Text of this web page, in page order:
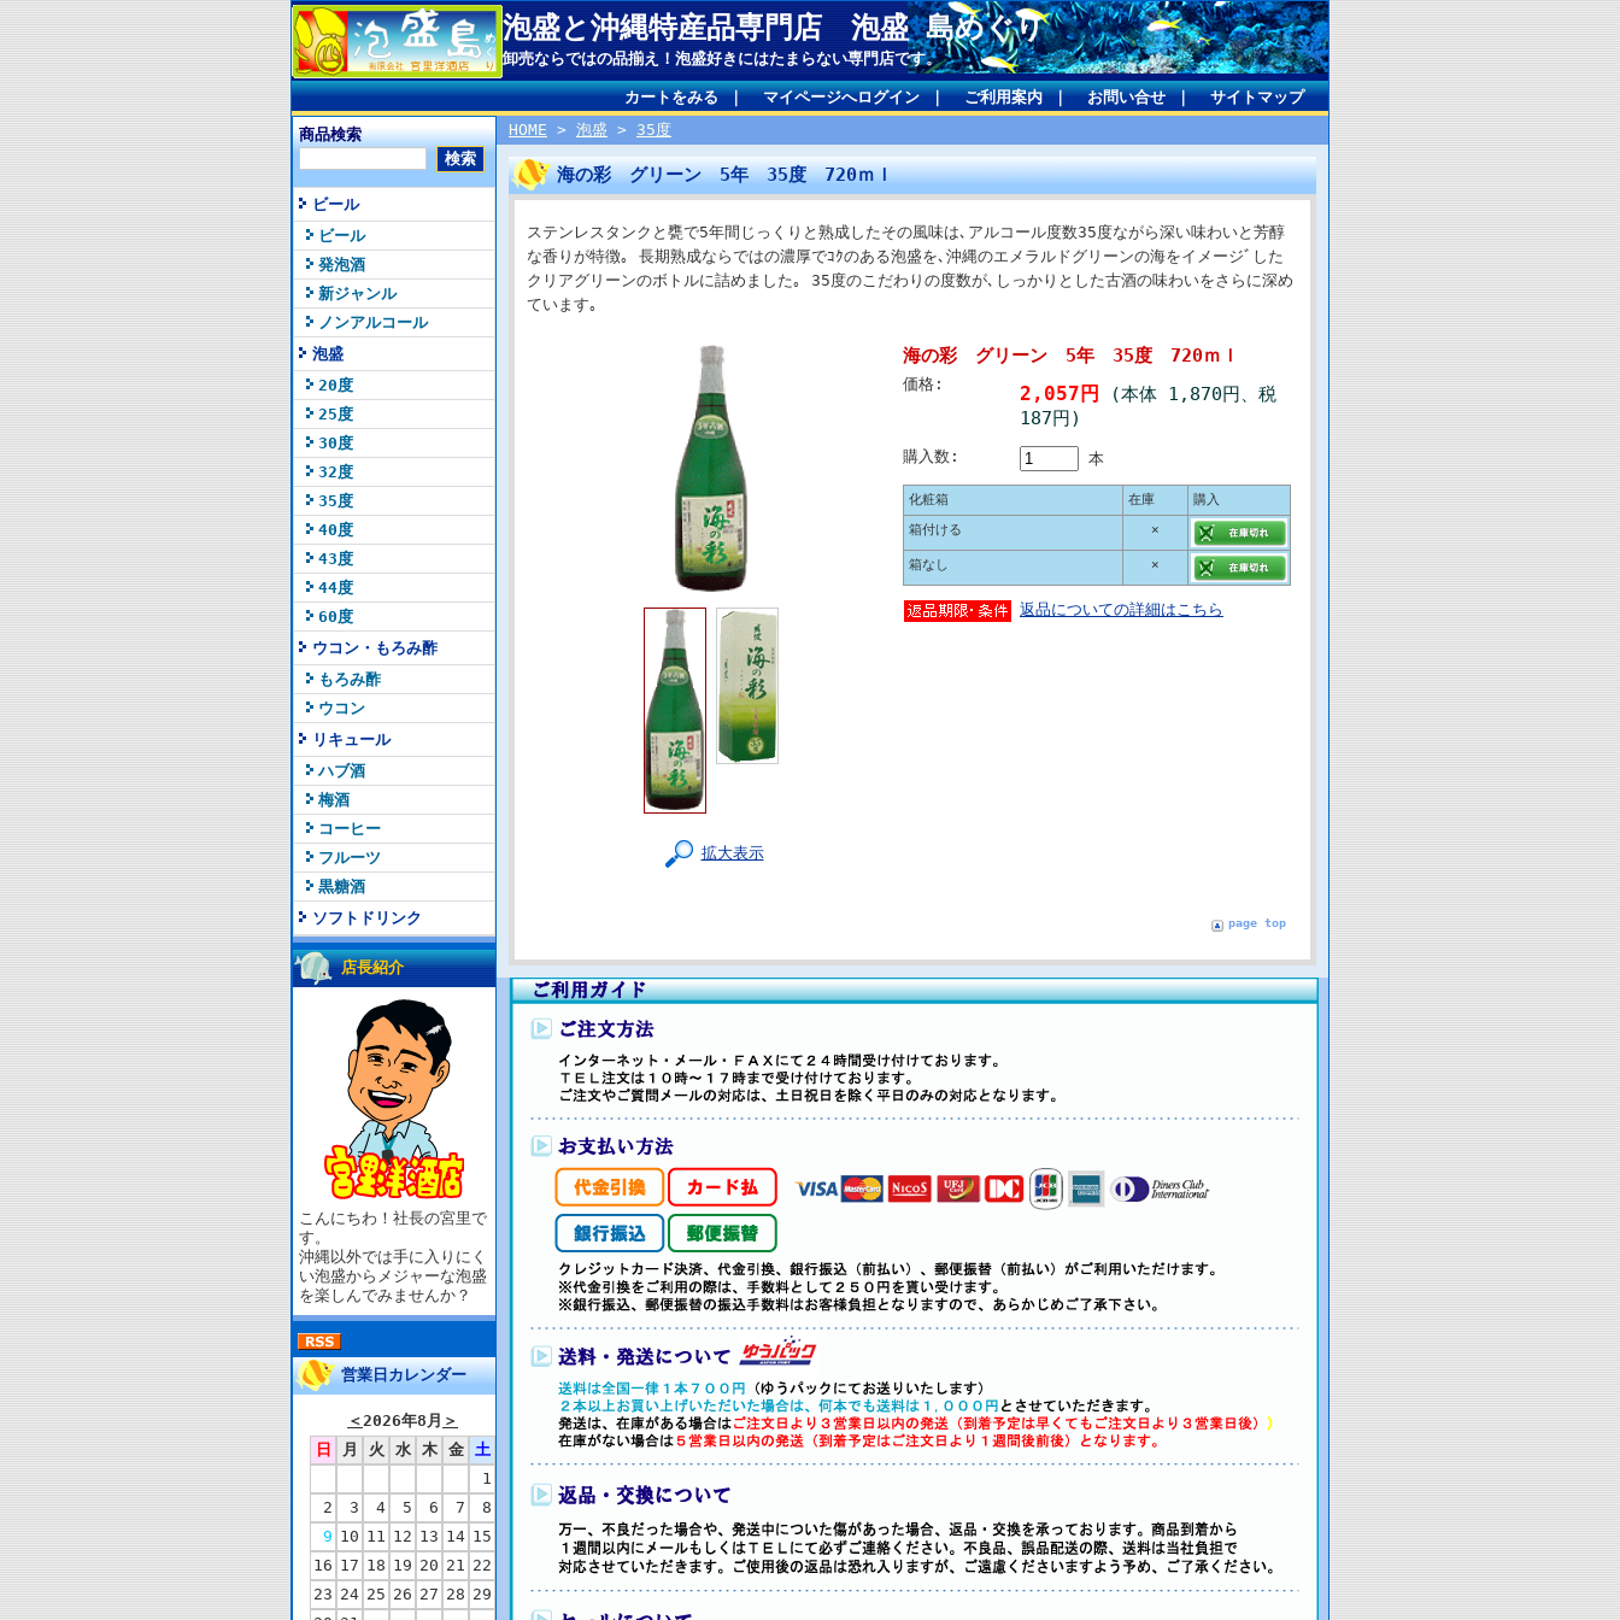
泡盛と沖縄特産品専門店 泡盛 島めぐり
卸売ならではの品揃え！泡盛好きにはたまらない専門店です。
カートをみる｜ マイページへログイン｜ ご利用案内｜ お問い合せ｜ サイトマップ
商品検索
ビール
ビール
発泡酒
新ジャンル
ノンアルコール
泡盛
20度
25度
30度
32度
35度
40度
43度
44度
60度
ウコン・もろみ酢
もろみ酢
ウコン
リキュール
ハブ酒
梅酒
コーヒー
フルーツ
黒糖酒
ソフトドリンク
店長紹介
こんにちわ！社長の宮里で
す。
沖縄以外では手に入りにく
い泡盛からメジャーな泡盛
を楽しんでみませんか？
営業日カレンダー
＜2026年8月 ＞
日
月 火 水 木 金
土
1
2
3 4 5 6 7
8
9 10 11 12 13 14 15
16 17 18 19 20 21 22
23 24 25 26 27 28 29
HOME > 泡盛 > 35度
海の彩 グリーン 5年 35度 720ｍｌ
ステンレスタンクと甕で5年間じっくりと熟成したその風味は､アルコール度数35度ながら深い味わいと芳醇
な香りが特徴｡ 長期熟成ならではの濃厚でｺｸのある泡盛を､沖縄のエメラルドグリーンの海をイメージﾞした
クリアグリーンのボトルに詰めました｡ 35度のこだわりの度数が､しっかりとした古酒の味わいをさらに深め
ています｡
拡大表示
海の彩 グリーン 5年 35度 720ｍｌ
価格: 2,057円
(本体 1,870円、税
187円)
購入数: 本
化粧箱 在庫
購入
箱付ける
×
箱なし ×
返品についての詳細はこちら
page top